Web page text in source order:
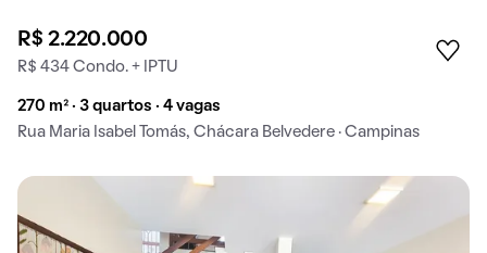
R$ 2.220.000
R$ 434 Condo. + IPTU
270 m² · 3 quartos · 4 vagas
Rua Maria Isabel Tomás, Chácara Belvedere · Campinas